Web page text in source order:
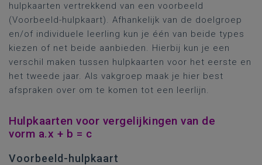
hulpkaarten vertrekkend van een voorbeeld
(Voorbeeld-hulpkaart). Afhankelijk van de doelgroep
en/of individuele leerling kun je één van beide types
kiezen of net beide aanbieden. Hierbij kun je een
verschil maken tussen hulpkaarten voor het eerste en
het tweede jaar. Als vakgroep maak je hier best
afspraken over om te komen tot een leerlijn.
Hulpkaarten voor vergelijkingen van de
vorm a.x + b = c
Voorbeeld-hulpkaart